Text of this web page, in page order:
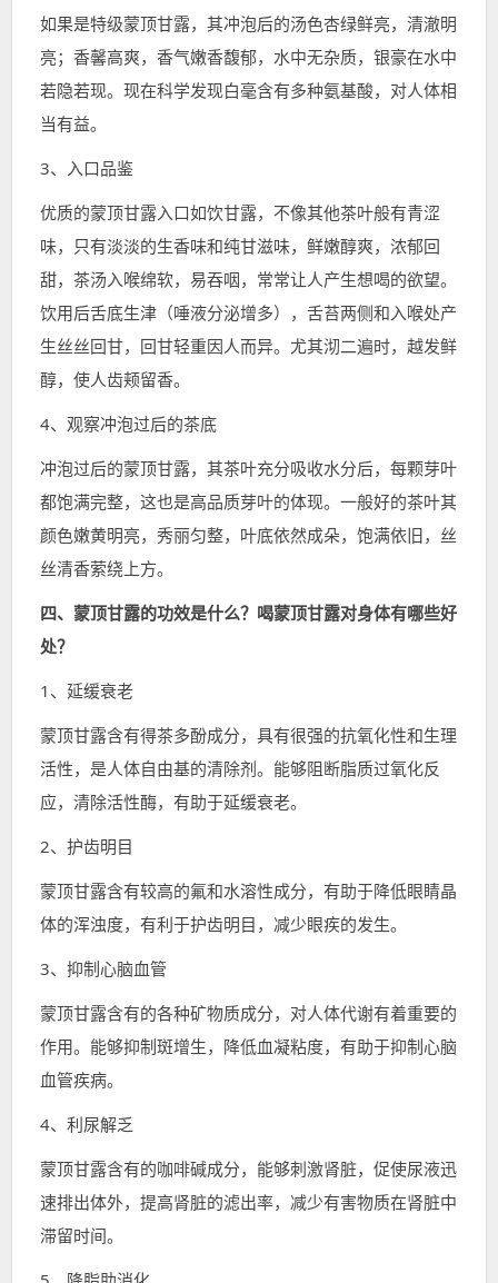
如果是特级蒙顶甘露，其冲泡后的汤色杏绿鲜亮，清澈明
亮；香馨高爽，香气嫩香馥郁，水中无杂质，银豪在水中
若隐若现。现在科学发现白毫含有多种氨基酸，对人体相
当有益。
3、入口品鉴
优质的蒙顶甘露入口如饮甘露，不像其他茶叶般有青涩
味，只有淡淡的生香味和纯甘滋味，鲜嫩醇爽，浓郁回
甜，茶汤入喉绵软，易吞咽，常常让人产生想喝的欲望。
饮用后舌底生津（唾液分泌增多），舌苔两侧和入喉处产
生丝丝回甘，回甘轻重因人而异。尤其沏二遍时，越发鲜
醇，使人齿颊留香。
4、观察冲泡过后的茶底
冲泡过后的蒙顶甘露，其茶叶充分吸收水分后，每颗芽叶
都饱满完整，这也是高品质芽叶的体现。一般好的茶叶其
颜色嫩黄明亮，秀丽匀整，叶底依然成朵，饱满依旧，丝
丝清香萦绕上方。
四、蒙顶甘露的功效是什么？喝蒙顶甘露对身体有哪些好
处？
1、延缓衰老
蒙顶甘露含有得茶多酚成分，具有很强的抗氧化性和生理
活性，是人体自由基的清除剂。能够阻断脂质过氧化反
应，清除活性酶，有助于延缓衰老。
2、护齿明目
蒙顶甘露含有较高的氟和水溶性成分，有助于降低眼睛晶
体的浑浊度，有利于护齿明目，减少眼疾的发生。
3、抑制心脑血管
蒙顶甘露含有的各种矿物质成分，对人体代谢有着重要的
作用。能够抑制斑增生，降低血凝粘度，有助于抑制心脑
血管疾病。
4、利尿解乏
蒙顶甘露含有的咖啡碱成分，能够刺激肾脏，促使尿液迅
速排出体外，提高肾脏的滤出率，减少有害物质在肾脏中
滞留时间。